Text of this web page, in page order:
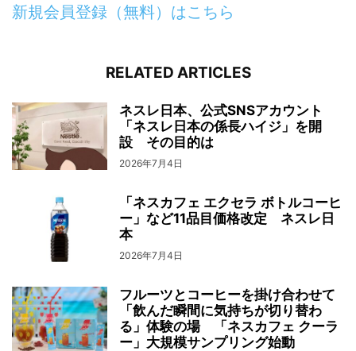
新規会員登録（無料）はこちら
RELATED ARTICLES
ネスレ日本、公式SNSアカウント
「ネスレ日本の係長ハイジ」を開
設 その目的は
2026年7月4日
「ネスカフェ エクセラ ボトルコーヒ
ー」など11品目価格改定 ネスレ日
本
2026年7月4日
フルーツとコーヒーを掛け合わせて
「飲んだ瞬間に気持ちが切り替わ
る」体験の場 「ネスカフェ クーラ
ー」大規模サンプリング始動